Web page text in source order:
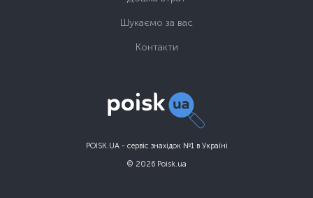
POISK.UA - сервіс знахідок №1 в Україні
© 2026 Poisk.ua
Шукаємо за вас
Контакти